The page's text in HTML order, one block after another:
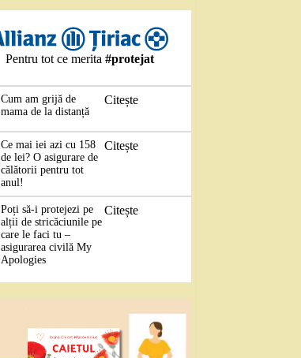
Pentru tot ce merita#protejat
Cum am grijă de
mama de la distanță
Citește
Ce mai iei azi cu 158
de lei? O asigurare de
călătorii pentru tot
anul!
Citește
Poți să-i protejezi pe
alții de stricăciunile pe
care le faci tu –
asigurarea civilă My
Apologies
Citește